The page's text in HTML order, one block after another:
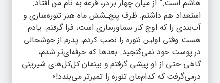
هاشم است.” از میان چهار برادر، قرعه به نام من افتاد.
استعداد هم داشتم. ظرف پنج‌ـ‌شش ماه هنر تنوره‌سازی و
آب‌بندی را که اوج کار سماورسازی است، فرا گرفتم. یادم
هست وقتی اولین تنوره را نصب کردم، پدرم از خوشحالی
در پوست خود نمی‌گنجید. بعدها که حرفه‌ای‌تر شدم،
گاهی حتی از او پیشی گرفتم و بینمان کل‌کل‌های شیرینی
درمی‌گرفت که کدام‌مان تنوره را تمیزتر می‌بندد!»